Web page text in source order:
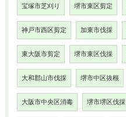
宝塚市芝刈り 堺市東区剪定
神戸市西区剪定 加東市伐採
東大阪市剪定 堺市東区伐採
大和郡山市伐採 堺市中区抜根
大阪市中央区消毒 堺市堺区伐採